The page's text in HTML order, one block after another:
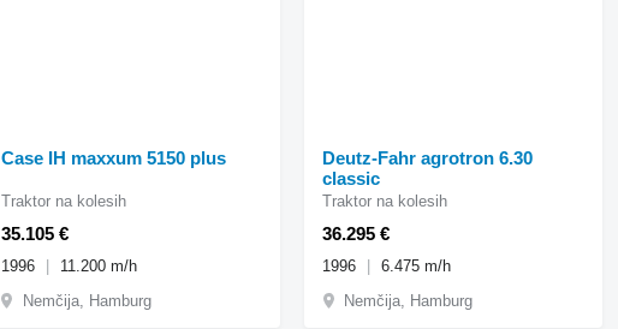
Case IH maxxum 5150 plus
35.105 €
Traktor na kolesih
1996
11.200 m/h
Nemčija, Hamburg
Deutz-Fahr agrotron 6.30
classic
36.295 €
Traktor na kolesih
1996
6.475 m/h
Nemčija, Hamburg